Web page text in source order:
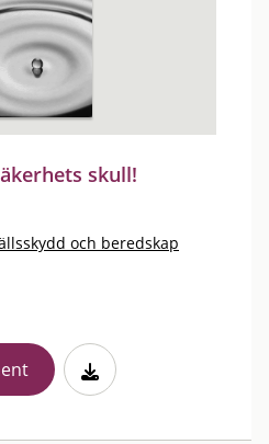
skull!
och beredskap